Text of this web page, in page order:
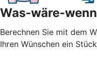
Was-wäre-
Berechnen Sie mit dem
Ihren Wünschen ein